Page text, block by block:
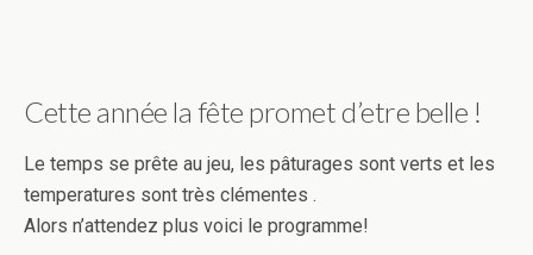
Cette année la fête promet d’etre belle !
Le temps se prête au jeu, les pâturages sont verts et les
temperatures sont très clémentes .
Alors n’attendez plus voici le programme!